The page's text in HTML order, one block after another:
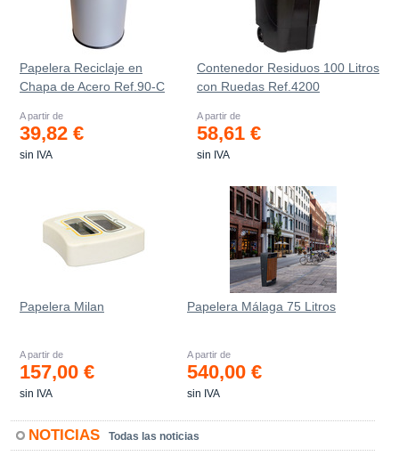
Papelera Reciclaje en
Chapa de Acero Ref.90-C
A partir de
39,82 €
sin IVA
Contenedor Residuos 100 Litros
con Ruedas Ref.4200
A partir de
58,61 €
sin IVA
Papelera Milan
A partir de
157,00 €
sin IVA
Papelera Málaga 75 Litros
A partir de
540,00 €
sin IVA
NOTICIAS Todas las noticias